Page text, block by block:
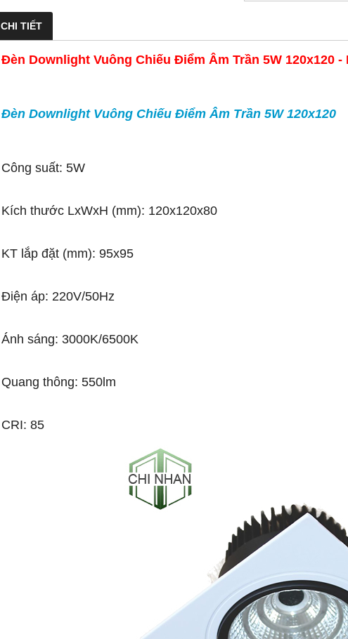
-53%
CHI TIẾT
Đèn Downlight Vuông Chiếu Điểm Âm Trần 5W 120x120 -
Đèn Downlight Vuông Chiếu Điểm Âm Trần 5W 120x120
Công suất: 5W
Kích thước LxWxH (mm): 120x120x80
KT lắp đặt (mm): 95x95
Điện áp: 220V/50Hz
Ánh sáng: 3000K/6500K
Quang thông: 550lm
CRI: 85